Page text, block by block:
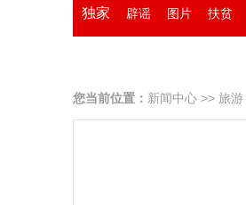
独家 辟谣 图片 扶贫
您当前位置： 新闻中心 >> 旅游